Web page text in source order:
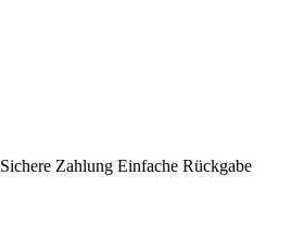
Sichere Zahlung Einfache Rückgabe